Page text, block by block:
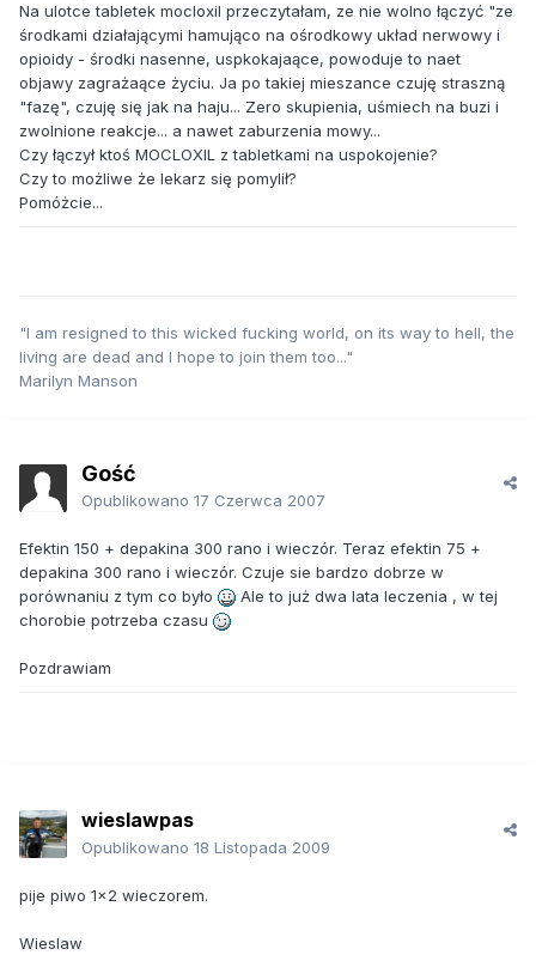
Na ulotce tabletek mocloxil przeczytałam, ze nie wolno łączyć "ze
środkami działającymi hamująco na ośrodkowy układ nerwowy i
opioidy - środki nasenne, uspkokajaące, powoduje to naet
objawy zagrażaące życiu. Ja po takiej mieszance czuję straszną
"fazę", czuję się jak na haju... Zero skupienia, uśmiech na buzi i
zwolnione reakcje... a nawet zaburzenia mowy...
Czy łączył ktoś MOCLOXIL z tabletkami na uspokojenie?
Czy to możliwe że lekarz się pomylił?
Pomóżcie...
"I am resigned to this wicked fucking world, on its way to hell, the
living are dead and I hope to join them too..."
Marilyn Manson
Gość
Opublikowano 17 Czerwca 2007
Efektin 150 + depakina 300 rano i wieczór. Teraz efektin 75 +
depakina 300 rano i wieczór. Czuje sie bardzo dobrze w
porównaniu z tym co było
Ale to już dwa lata leczenia , w tej
chorobie potrzeba czasu
Pozdrawiam
wieslawpas
Opublikowano 18 Listopada 2009
pije piwo 1x2 wieczorem.
Wieslaw